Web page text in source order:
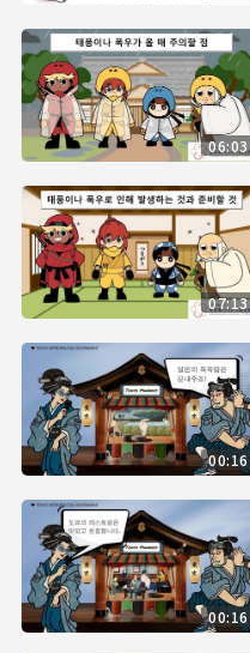
06:03
07:13
00:16
00:16